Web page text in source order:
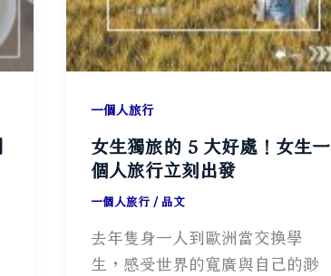
適
合
一
人
看
海
的
方！
一個人旅行
女生獨旅的 5 大好處！女生一
個人旅行立刻出發
一個人旅行 / 品文
去年隻身一人到歐洲當交換學
生，感受世界的寬廣與自己的渺